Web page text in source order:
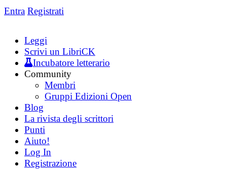
Entra Registrati
Leggi
Scrivi un LibriCK
Incubatore letterario
Community
Membri
Gruppi Edizioni Open
Blog
La rivista degli scrittori
Punti
Aiuto!
Log In
Registrazione